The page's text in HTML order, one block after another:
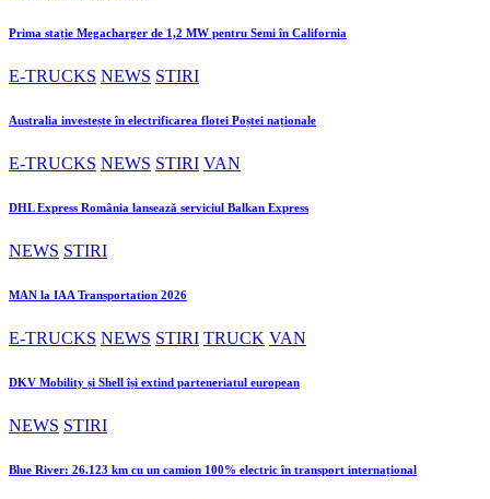
Prima stație Megacharger de 1,2 MW pentru Semi în California
E-TRUCKS NEWS STIRI
Australia investește în electrificarea flotei Poștei naționale
E-TRUCKS NEWS STIRI VAN
DHL Express România lansează serviciul Balkan Express
NEWS STIRI
MAN la IAA Transportation 2026
E-TRUCKS NEWS STIRI TRUCK VAN
DKV Mobility și Shell își extind parteneriatul european
NEWS STIRI
Blue River: 26.123 km cu un camion 100% electric în transport internațional